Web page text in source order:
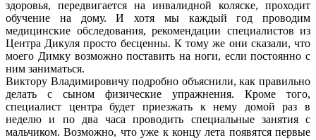
здоровья, передвигается на инвалидной коляске, проходит
обучение на дому. И хотя мы каждый год проводим
медицинские обследования, рекомендации специалистов из
Центра Дикуля просто бесценны. К тому же они сказали, что
моего Димку возможно поставить на ноги, если постоянно с
ним заниматься.
Виктору Владимировичу подробно объяснили, как правильно
делать с сыном физические упражнения. Кроме того,
специалист центра будет приезжать к нему домой раз в
неделю и по два часа проводить специальные занятия с
мальчиком. Возможно, что уже к концу лета появятся первые